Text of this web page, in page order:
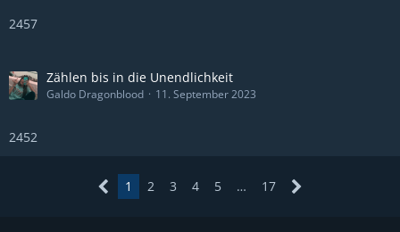
2457
Zählen bis in die Unendlichkeit
Galdo Dragonblood 11. September 2023
2452
1 2 3 4 5 … 17